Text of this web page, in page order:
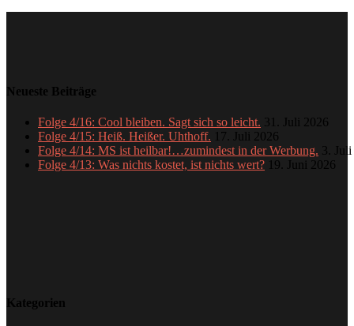
Neueste Beiträge
Folge 4/16: Cool bleiben. Sagt sich so leicht. 31. Juli 2026
Folge 4/15: Heiß. Heißer. Uhthoff. 17. Juli 2026
Folge 4/14: MS ist heilbar!…zumindest in der Werbung. 3.
Folge 4/13: Was nichts kostet, ist nichts wert? 19. Juni 2026
Kategorien